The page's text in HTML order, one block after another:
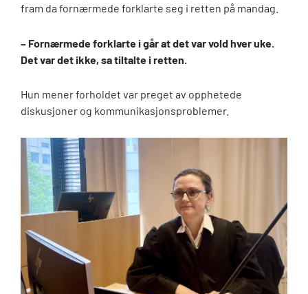
fram da fornærmede forklarte seg i retten på mandag.
– Fornærmede forklarte i går at det var vold hver uke.
Det var det ikke, sa tiltalte i retten.
Hun mener forholdet var preget av opphetede
diskusjoner og kommunikasjonsproblemer.